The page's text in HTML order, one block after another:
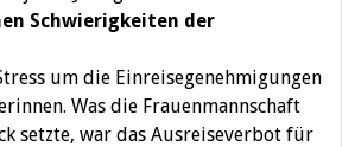
Schwierigkeiten der
um die Einreisegenehmigungen
Was die Frauenmannschaft
setzte, war das Ausreiseverbot für